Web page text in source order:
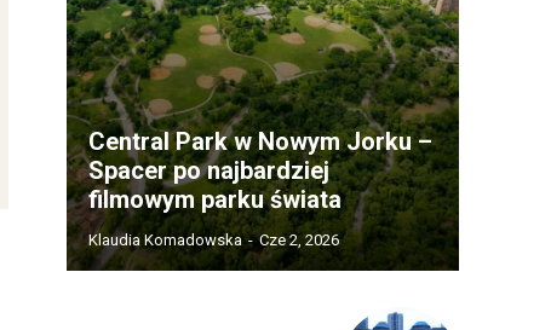
Central Park w Nowym Jorku –
Spacer po najbardziej
filmowym parku świata
Klaudia Komadowska - Cze 2, 2026